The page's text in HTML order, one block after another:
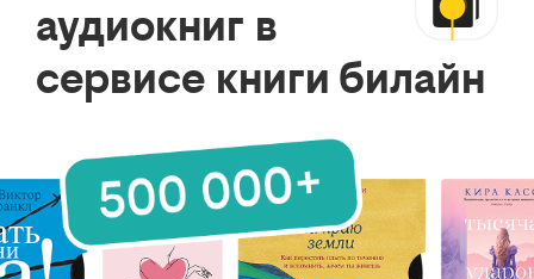
аудиокниг в
сервисе книги билайн